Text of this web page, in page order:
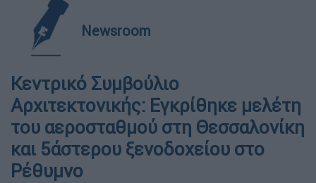
Newsroom
Κεντρικό Συμβούλιο
Αρχιτεκτονικής: Εγκρίθηκε μελέτη
του αεροσταθμού στη Θεσσαλονίκη
και 5άστερου ξενοδοχείου στο
Ρέθυμνο